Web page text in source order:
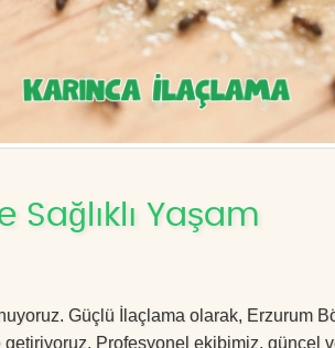
Yaşam
Güçlü İlaçlama olarak, Erzurum
Profesyonel ekibimiz, güncel